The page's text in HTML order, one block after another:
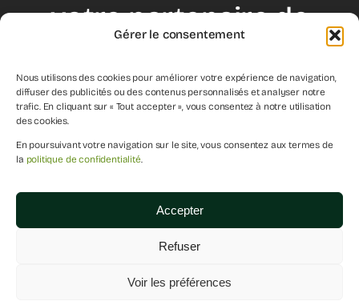
Gérer le consentement
Nous utilisons des cookies pour améliorer votre expérience de navigation,
diffuser des publicités ou des contenus personnalisés et analyser notre
trafic. En cliquant sur « Tout accepter », vous consentez à notre utilisation
des cookies.
En poursuivant votre navigation sur le site, vous consentez aux termes de
la politique de confidentialité.
Accepter
Refuser
Voir les préférences
votre partenaire de
2026 - Agence Le Bon Plan - Tous droits réservés 2026